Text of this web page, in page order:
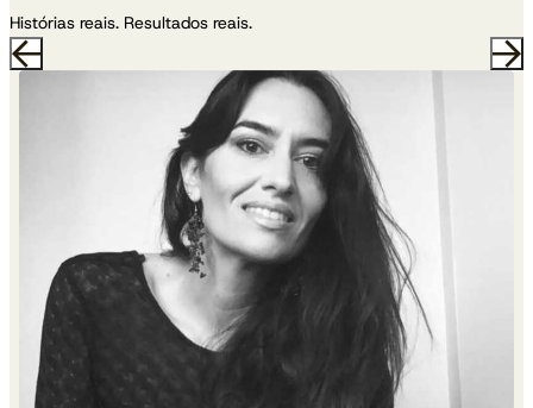
Histórias reais. Resultados reais.